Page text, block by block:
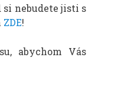
nebudete jisti s
ZDE!
abychom Vás